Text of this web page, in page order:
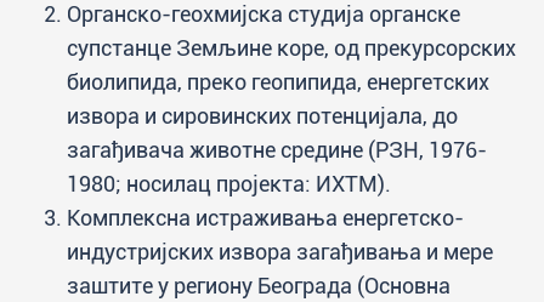
Органско-геохмијска студија органске
супстанце Земљине коре, од прекурсорских
биолипида, преко геопипида, енергетских
извора и сировинских потенцијала, до
загађивача животне средине (РЗН, 1976-
1980; носилац пројекта: ИХТМ).
Комплексна истраживања енергетско-
индустријских извора загађивања и мере
заштите у региону Београда (Основна